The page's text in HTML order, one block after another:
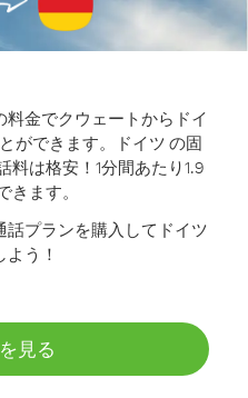
金でクウェートからドイ
ができます。
ドイツ の固
料は格安！1分間あたり1.9
きます。
プランを購入してドイツ
よう！
見る